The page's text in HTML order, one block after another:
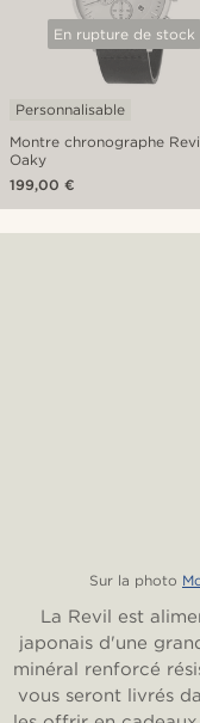
En rupture de stock
Montre chronographe
Oaky
Personnalisable
199,00 €
Sur la photo
La Revil est
japonais d'une
minéral renforcé
vous seront livrés